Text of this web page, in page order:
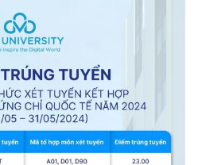
Tấm lòng Việt
Vươn mình bằng AI
VTV8